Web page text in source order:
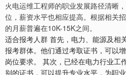
火电运维工程师的职业发展路径清晰
位，薪资水平也相应提高。根据相关
的月薪普遍在10K-15K之间。
适合报考人群 首先，电力、能源及相
报考群体。他们通过考取证书，可以
岗位要求。 其次，已经在电力行业工
别的证书，可以提升专业水平，为职